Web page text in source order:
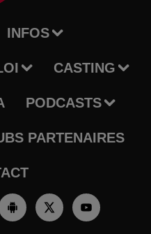
INFOS
CASTING
PODCASTS
PARTENAIRES